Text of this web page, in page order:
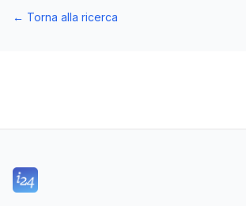
← Torna alla ricerca